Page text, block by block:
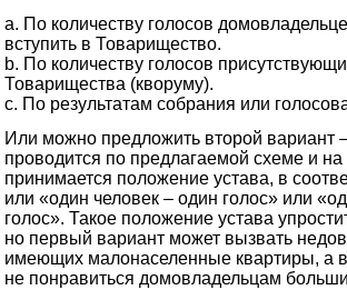
a. По количеству голосов
вступить в Товарищество.
b. По количеству голосов
Товарищества (кворуму).
c. По результатам собрания или
Или можно предложить второй вариант
проводится по предлагаемой схеме и на
принимается положение устава, в
или «один человек – один голос» или
голос». Такое положение устава
но первый вариант может вызвать
имеющих малонаселенные квартиры, а
не понравиться домовладельцам